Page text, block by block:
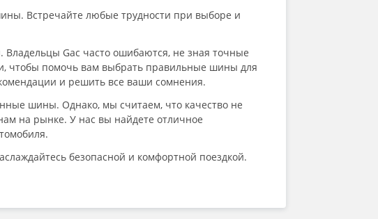
Greentrac
Gripmax
GT Radial
HABILEAD
Headway
HiFly
Ikon (Nokian Tyres)
Kapsen
Встречайте любые трудности при выборе и
Gac часто ошибаются, не зная точные
чтобы помочь вам выбрать правильные шины для
и решить все ваши сомнения.
шины. Однако, мы считаем, что качество не
на рынке. У нас вы найдете отличное
безопасной и комфортной поездкой.